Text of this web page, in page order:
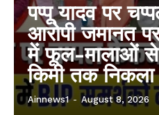
पप्पू यादव पर
आरोपी जमानत
में फूल-मालाओं
किमी तक निकला
Ainnews1 - August 8, 2026